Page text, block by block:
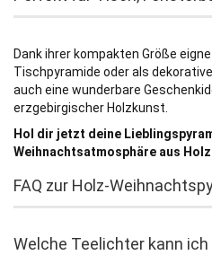
Dank ihrer kompakten Größe
Tischpyramide oder als
auch eine wunderbare
erzgebirgischer Holzkunst.
Hol dir jetzt deine
Weihnachtsatmosphäre aus
FAQ zur Holz-
Welche Teelichter kann